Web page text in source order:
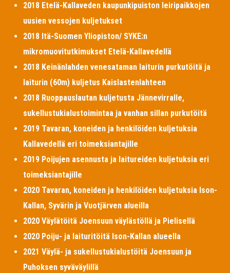
2018 Etelä-Kallaveden kaupunkipuiston leiripaikkojen
uusien vessojen kuljetukset
2018 Itä-Suomen Yliopiston/ SYKE:n
mikromuovitutkimukset Etelä-Kallavedellä
2018 Keinänlahden venesataman laiturin purkutöitä ja
laiturin (60m) kuljetus Kaislastenlahteen
2018 Ruoppauslautan kuljetusta Jännevirralle,
sukellustukialustoimintaa ja vanhan sillan purkutöitä
2019 Tavaran, koneiden ja henkilöiden kuljetuksia
Kallavedellä eri toimeksiantajille
2019 Poijujen asennusta ja laitureiden kuljetuksia eri
toimeksiantajille
2020 Tavaran, koneiden ja henkilöiden kuljetuksia Ison-
Kallan, Syvärin ja Vuotjärven alueilla
2020 Väylätöitä Joensuun väylästöllä ja Pielisellä
2020 Poiju- ja laituritöitä Ison-Kallan alueella
2021 Väylä- ja sukellustukialustöitä Joensuun ja
Puhoksen syväväylillä